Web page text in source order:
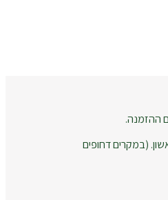
(במקרים דחופים